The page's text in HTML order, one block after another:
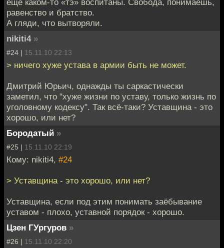
равенство и братство.
А гляди, что вытворяли.
nikiti4 »
#24 | 15.11.10 22:13
> ничего хуже устава в армии быть не может.
Дмитрий Юрьич, однажды ты саркастически
заметил, что "хуже жизни по уставу, только жизнь по
уголовному кодексу". Так всё-таки? Уставщина - это
хорошо, или нет?
Бородатый »
#25 | 15.11.10 22:19
Кому: nikiti4, #24
> Уставщина - это хорошо, или нет?
Уставщина, если под этим понимать заёбывание
уставом - плохо, уставной порядок - хорошо.
Цзен ГУргуров »
#26 | 15.11.10 22:20